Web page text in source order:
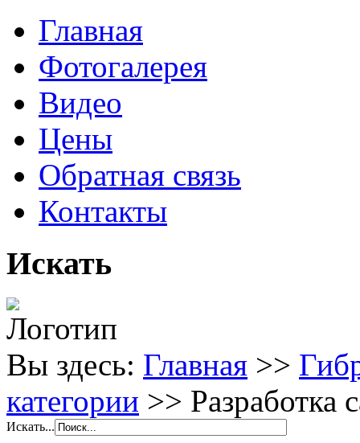
Главная
Фотогалерея
Видео
Цены
Обратная связь
Контакты
Искать
Вы здесь: Главная >>
категории >> Разработка
Искать...